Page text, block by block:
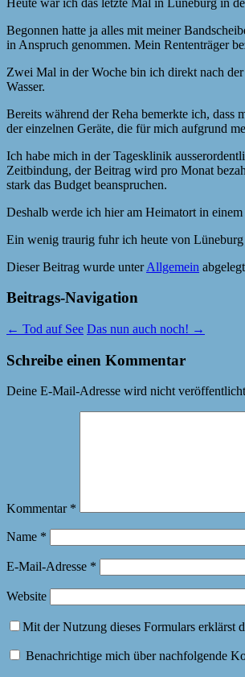
Begonnen hatte ja alles mit meiner
in Anspruch genommen. Mein Rententräger
Zwei Mal in der Woche bin ich direkt nach
Wasser.
Bereits während der Reha bemerkte ich,
der einzelnen Geräte, die für mich aufgrund
Ich habe mich in der Tagesklinik
Zeitbindung, der Beitrag wird pro Monat
stark das Budget beanspruchen.
Deshalb werde ich hier am Heimatort in
Ein wenig traurig fuhr ich heute von
Dieser Beitrag wurde unterAllgemein
Beitrags-Navigation
← Tod auf See Das nun auch noch! →
Schreibe einen Kommentar
Deine E-Mail-Adresse wird nicht
Kommentar *
Name *
E-Mail-Adresse *
Website
Mit der Nutzung dieses Formulars erklärst
Benachrichtige mich über nachfolgende